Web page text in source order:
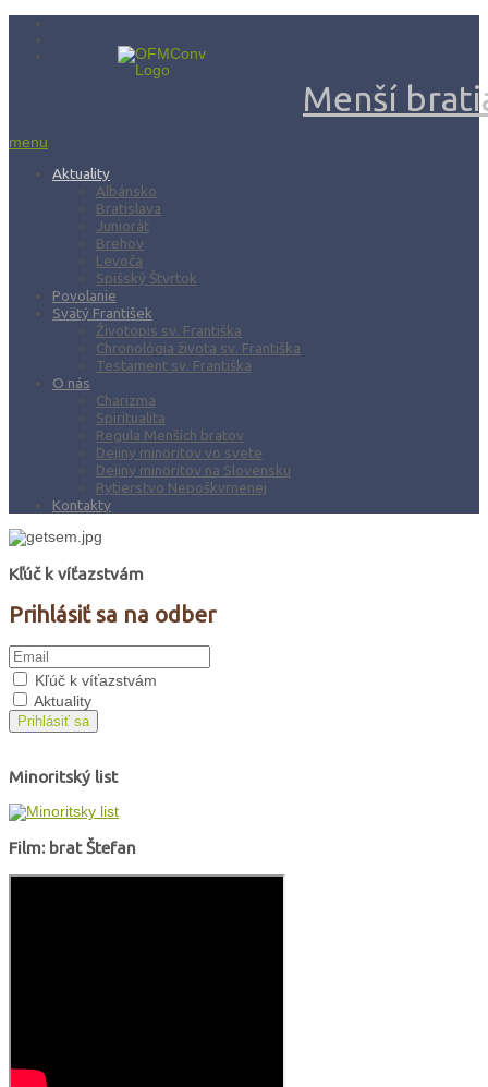
Menší
menu
Aktuality
Albánsko
Bratislava
Juniorát
Brehov
Levoča
Spišský Štvrtok
Povolanie
Svätý František
Životopis sv. Františka
Chronológia života sv. Františka
Testament sv. Františka
O nás
Charizma
Spiritualita
Regula Menších bratov
Dejiny minoritov vo svete
Dejiny minoritov na Slovensku
Rytierstvo Nepoškvrnenej
Kontakty
Kľúč k víťazstvám
Prihlásiť sa na odber
Kľúč k víťazstvám
Aktuality
Prihlásiť sa
Minoritský list
Film: brat Štefan